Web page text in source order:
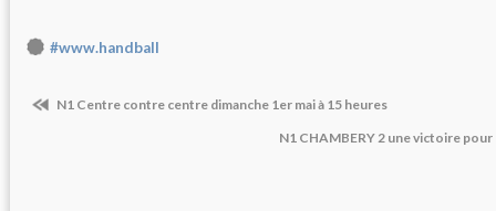
#www.handball
N1 Centre contre centre dimanche 1er mai à 15 heures
N1 CHAMBERY 2 une victoire pour